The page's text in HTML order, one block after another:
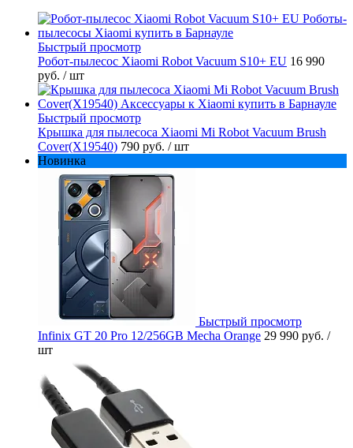
Быстрый просмотр
Робот-пылесос Xiaomi Robot Vacuum S10+ EU 16 990
руб. / шт
Быстрый просмотр
Крышка для пылесоса Xiaomi Mi Robot Vacuum Brush
Cover(X19540) 790 руб. / шт
Новинка
Быстрый просмотр
Infinix GT 20 Pro 12/256GB Mecha Orange 29 990 руб. /
шт